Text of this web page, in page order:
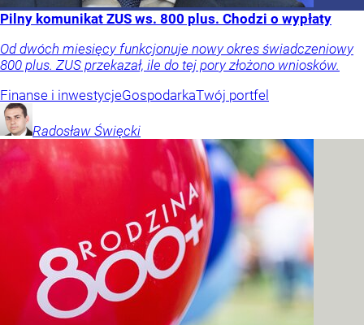
Pilny komunikat ZUS ws. 800 plus. Chodzi o wypłaty
Od dwóch miesięcy funkcjonuje nowy okres świadczeniowy
800 plus. ZUS przekazał, ile do tej pory złożono wniosków.
Finanse i inwestycjeGospodarkaTwój portfel
Radosław Święcki